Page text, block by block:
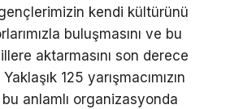
gençlerimizin kendi kültürünü
buluşmasını ve bu
aktarmasını son derece
125 yarışmacımızın
anlamlı organizasyonda